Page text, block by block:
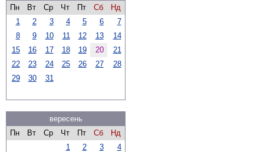
Пн
Вт Ср Чт Пт Сб
Нд
1
2 3 4 5 6
7
8
9 10 11 12 13
14
15
16 17 18 19 20
21
22
23 24 25 26 27
28
29
30 31
вересень
Пн
Вт Ср Чт Пт Сб
Нд
1
2 3
4